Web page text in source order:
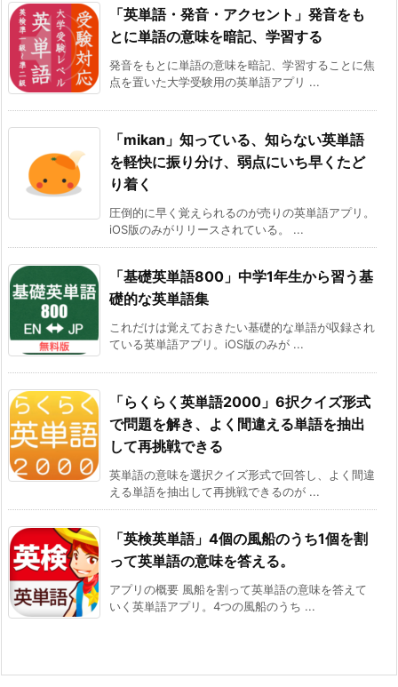
「英単語・発音・アクセント」発音をも
とに単語の意味を暗記、学習する
発音をもとに単語の意味を暗記、学習することに焦
点を置いた大学受験用の英単語アプリ ...
「mikan」知っている、知らない英単語
を軽快に振り分け、弱点にいち早くたど
り着く
圧倒的に早く覚えられるのが売りの英単語アプリ。
iOS版のみがリリースされている。 ...
「基礎英単語800」中学1年生から習う基
礎的な英単語集
これだけは覚えておきたい基礎的な単語が収録され
ている英単語アプリ。iOS版のみが ...
「らくらく英単語2000」6択クイズ形式
で問題を解き、よく間違える単語を抽出
して再挑戦できる
英単語の意味を選択クイズ形式で回答し、よく間違
える単語を抽出して再挑戦できるのが ...
「英検英単語」4個の風船のうち1個を割
って英単語の意味を答える。
アプリの概要 風船を割って英単語の意味を答えて
いく英単語アプリ。4つの風船のうち ...